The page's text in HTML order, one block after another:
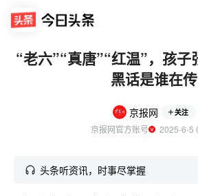
“老六”“真唐”“红温”，孩
黑话是谁在传
京报网 关注
京报网官方账号
2025-6-5
头条听资讯，时事尽掌握